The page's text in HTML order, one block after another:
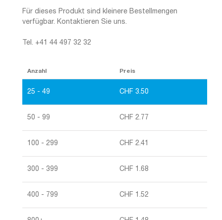
Für dieses Produkt sind kleinere Bestellmengen
verfügbar. Kontaktieren Sie uns.
Tel. +41 44 497 32 32
Anzahl Preis
25 - 49 CHF 3.50
50 - 99 CHF 2.77
100 - 299 CHF 2.41
300 - 399 CHF 1.68
400 - 799 CHF 1.52